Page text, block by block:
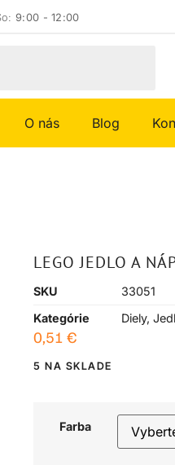
9:00 - 12:00
O nás Blog
LEGO JEDLO A
SKU
33051
Kategórie
Diely,
0,51 €
5 NA SKLADE
Farba